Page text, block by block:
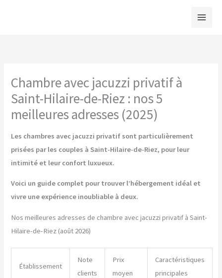
Chambre avec jacuzzi privatif à
Saint-Hilaire-de-Riez : nos 5
meilleures adresses (2025)
Les chambres avec jacuzzi privatif sont particulièrement
prisées par les couples à Saint-Hilaire-de-Riez, pour leur
intimité et leur confort luxueux.
Voici un guide complet pour trouver l’hébergement idéal et
vivre une expérience inoubliable à deux.
Nos meilleures adresses de chambre avec jacuzzi privatif à Saint-
Hilaire-de-Riez (août 2026)
Établissement
Note
clients
Prix
moyen
Caractéristiques
principales